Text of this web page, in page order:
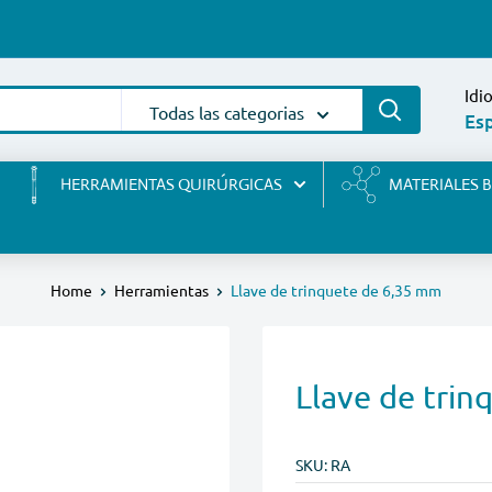
Todas las categorias
HERRAMIENTAS QUIRÚRGICAS MATERIALES
Home Herramientas Llave de trinquete de 6,35 mm
Llave de
SKU: RA